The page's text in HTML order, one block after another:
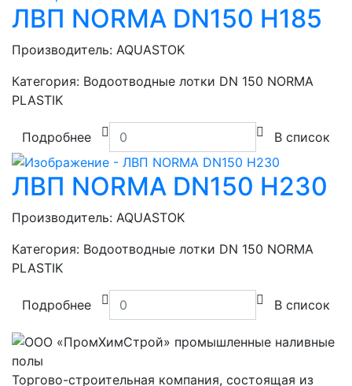
ЛВП NORMA DN150 H185
Производитель: AQUASTOK
Категория: Водоотводные лотки DN 150 NORMA
PLASTIK
Подробнее В список
ЛВП NORMA DN150 H230
Производитель: AQUASTOK
Категория: Водоотводные лотки DN 150 NORMA
PLASTIK
Подробнее В список
Торгово-строительная компания, состоящая из